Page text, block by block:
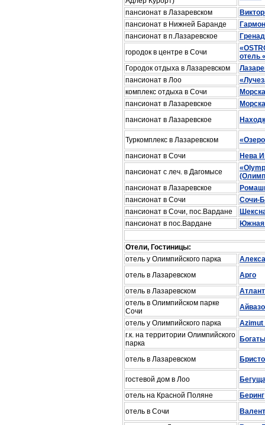
пансионат в Лазаревском
пансионат в Нижней Баранде
пансионат в п.Лазаревское
городок в центре в Сочи
отель
Городок отдыха в Лазаревском
пансионат в Лоо
комплекс отдыха в Сочи
пансионат в Лазаревское
пансионат в Лазаревское
Туркомплекс в Лазаревском
пансионат в Сочи
Нева
пансионат с леч. в Дагомысе
пансионат в Лазаревское
пансионат в Сочи
Сочи-
пансионат в Сочи, пос.Вардане
пансионат в пос.Вардане
Южная
Отели, Гостиницы:
отель у Олимпийского парка
отель в Лазаревском
Арго
отель в Лазаревском
отель в Олимпийском парке
Сочи
отель у Олимпийского парка
Azimut
г.к. на территории Олимпийского
парка
отель в Лазаревском
гостевой дом в Лоо
отель на Красной Поляне
Беринг
отель в Сочи